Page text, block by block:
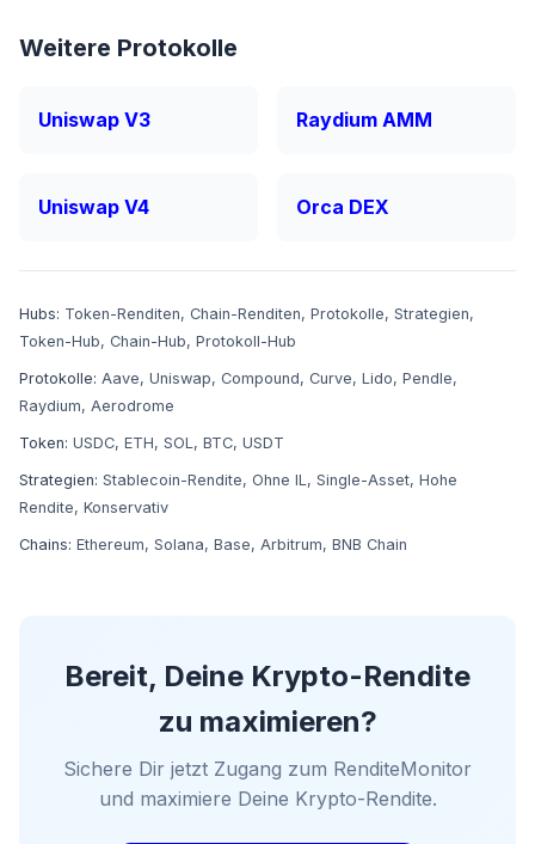
Weitere Protokolle
Uniswap V3 Raydium AMM
Uniswap V4 Orca DEX
Hubs: Token-Renditen, Chain-Renditen, Protokolle, Strategien,
Token-Hub, Chain-Hub, Protokoll-Hub
Protokolle: Aave, Uniswap, Compound, Curve, Lido, Pendle,
Raydium, Aerodrome
Token: USDC, ETH, SOL , BTC, USDT
Strategien: Stablecoin-Rendite, Ohne IL , Single-Asset, Hohe
Rendite, Konservativ
Chains: Ethereum, Solana, Base, Arbitrum, BNB Chain
Bereit, Deine Krypto-Rendite
zu maximieren?
Sichere Dir jetzt Zugang zum RenditeMonitor
und maximiere Deine Krypto-Rendite.